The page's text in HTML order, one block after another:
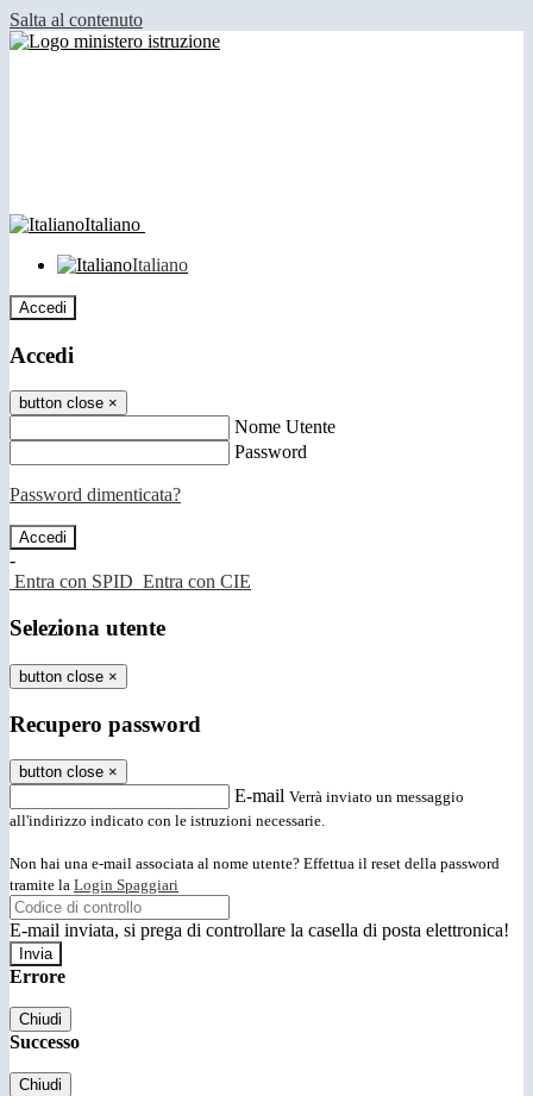
Salta al contenuto
Italiano
Italiano
Accedi
Accedi
button close ×
Nome Utente
Password
Password dimenticata?
-
Entra con SPID Entra con CIE
Seleziona utente
button close ×
Recupero password
button close ×
E-mail Verrà inviato un messaggio
all'indirizzo indicato con le istruzioni necessarie.
Non hai una e-mail associata al nome utente? Effettua il reset della password
tramite la Login Spaggiari
E-mail inviata, si prega di controllare la casella di posta elettronica!
Errore
Chiudi
Successo
Chiudi